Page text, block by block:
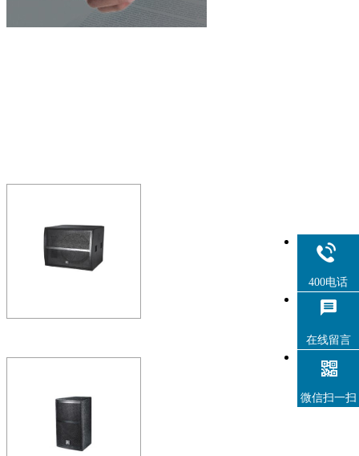
X系列扬声器主要针对娱乐行
艺吧、夜总会、各种流动表演
400电话
在线留言
微信扫一扫